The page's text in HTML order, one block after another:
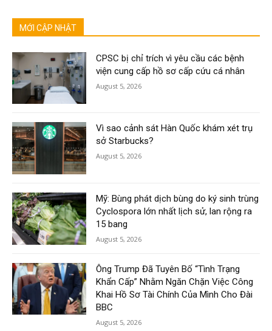
MỚI CẬP NHẬT
CPSC bị chỉ trích vì yêu cầu các bệnh
viện cung cấp hồ sơ cấp cứu cá nhân
August 5, 2026
Vì sao cảnh sát Hàn Quốc khám xét trụ
sở Starbucks?
August 5, 2026
Mỹ: Bùng phát dịch bùng do ký sinh trùng
Cyclospora lớn nhất lịch sử, lan rộng ra
15 bang
August 5, 2026
Ông Trump Đã Tuyên Bố “Tình Trạng
Khẩn Cấp” Nhằm Ngăn Chặn Việc Công
Khai Hồ Sơ Tài Chính Của Mình Cho Đài
BBC
August 5, 2026